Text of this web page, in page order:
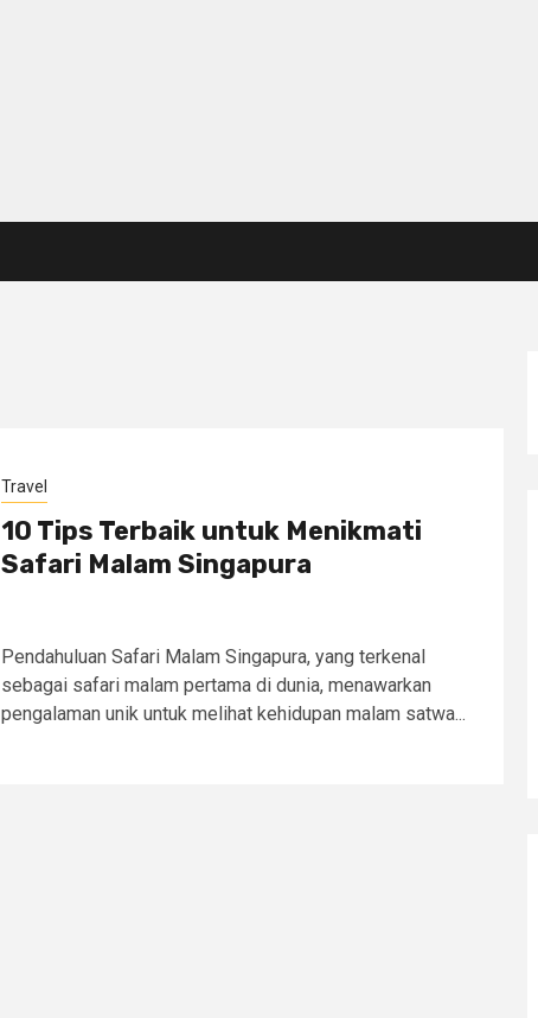
Travel
10 Tips Terbaik untuk Menikmati
Safari Malam Singapura
Pendahuluan Safari Malam Singapura, yang terkenal
sebagai safari malam pertama di dunia, menawarkan
pengalaman unik untuk melihat kehidupan malam satwa...